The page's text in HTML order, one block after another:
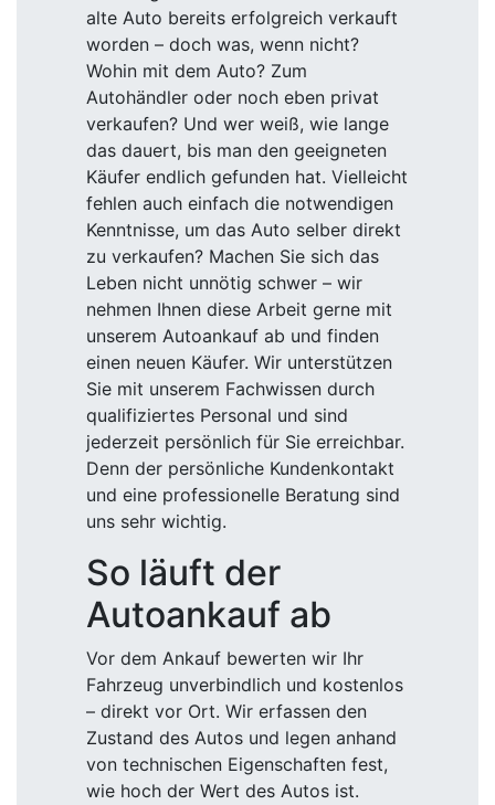
alte Auto bereits erfolgreich verkauft
worden – doch was, wenn nicht?
Wohin mit dem Auto? Zum
Autohändler oder noch eben privat
verkaufen? Und wer weiß, wie lange
das dauert, bis man den geeigneten
Käufer endlich gefunden hat. Vielleicht
fehlen auch einfach die notwendigen
Kenntnisse, um das Auto selber direkt
zu verkaufen? Machen Sie sich das
Leben nicht unnötig schwer – wir
nehmen Ihnen diese Arbeit gerne mit
unserem Autoankauf ab und finden
einen neuen Käufer. Wir unterstützen
Sie mit unserem Fachwissen durch
qualifiziertes Personal und sind
jederzeit persönlich für Sie erreichbar.
Denn der persönliche Kundenkontakt
und eine professionelle Beratung sind
uns sehr wichtig.
So läuft der
Autoankauf ab
Vor dem Ankauf bewerten wir Ihr
Fahrzeug unverbindlich und kostenlos
– direkt vor Ort. Wir erfassen den
Zustand des Autos und legen anhand
von technischen Eigenschaften fest,
wie hoch der Wert des Autos ist.